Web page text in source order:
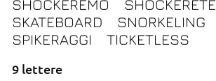
SHOCKEREMO
SHOCKERETE
SKATEBOARD
SNORKELING
SPIKERAGGI
TICKETLESS
9 lettere